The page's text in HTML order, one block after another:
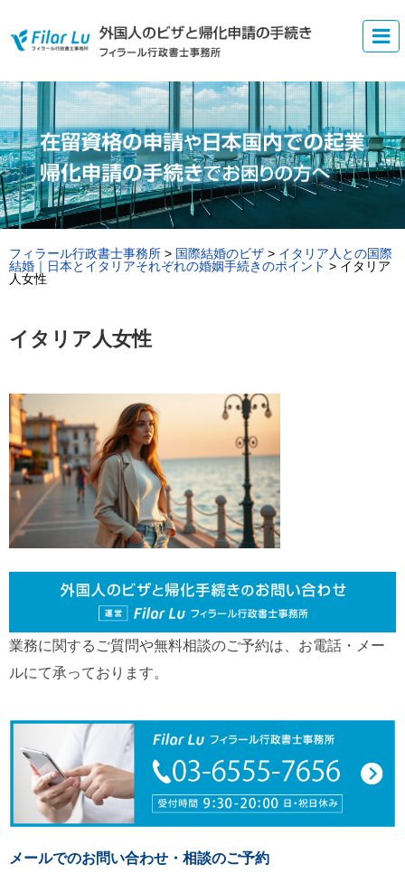
フィラール行政書士事務所 > 国際結婚のビザ > イタリア人との国際
結婚｜日本とイタリアそれぞれの婚姻手続きのポイント > イタリア
人女性
イタリア人女性
業務に関するご質問や無料相談のご予約は、お電話・メー
ルにて承っております。
メールでのお問い合わせ・相談のご予約